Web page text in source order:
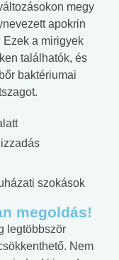
megy
apokrin
Ezek a mirigyek
találhatók, és
baktériumai
szokások
megoldás!
legtöbbször
Nem